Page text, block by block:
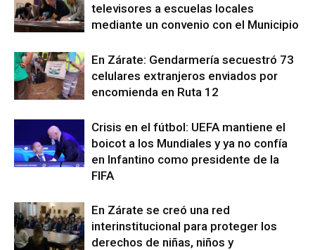
televisores a escuelas locales
mediante un convenio con el Municipio
En Zárate: Gendarmería secuestró 73
celulares extranjeros enviados por
encomienda en Ruta 12
Crisis en el fútbol: UEFA mantiene el
boicot a los Mundiales y ya no confía
en Infantino como presidente de la
FIFA
En Zárate se creó una red
interinstitucional para proteger los
derechos de niñas, niños y